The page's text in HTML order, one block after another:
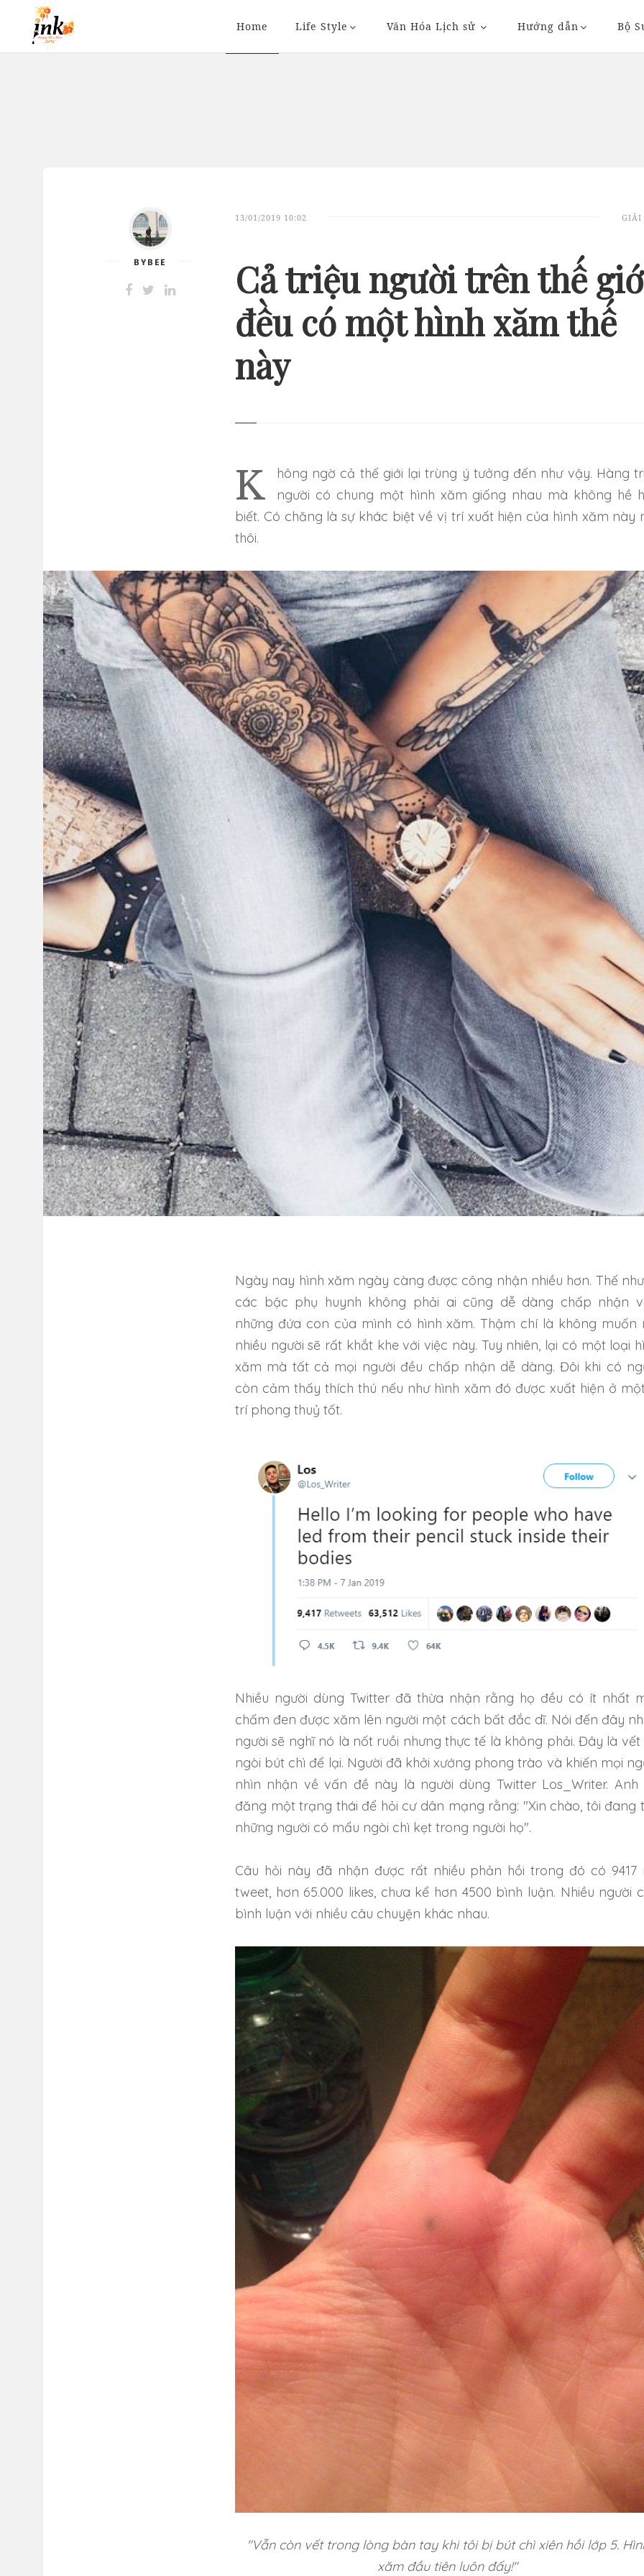
Home Life Style Văn Hóa Lịch sử Hướng dẫn Bộ
BYBEE
13/01/2019 10:02 GIẢI
Cả triệu người trên thế
đều có một hình xăm thế
này
Không ngờ cả thế giới lại trùng ý tưởng đến như vậy. Hàng triệu
người có chung một hình xăm giống nhau mà không hề
biết. Có chăng là sự khác biệt về vị trí xuất hiện của hình xăm này
thôi.
Ngày nay hình xăm ngày càng được công nhận nhiều hơn. Thế
các bậc phụ huynh không phải ai cũng dễ dàng chấp nhận
những đứa con của mình có hình xăm. Thậm chí là không muốn
nhiều người sẽ rất khắt khe với việc này. Tuy nhiên, lại có một loại
xăm mà tất cả mọi người đều chấp nhận dễ dàng. Đôi khi có
còn cảm thấy thích thú nếu như hình xăm đó được xuất hiện ở
trí phong thuỷ tốt.
Nhiều người dùng Twitter đã thừa nhận rằng họ đều có ít nhất
chấm đen được xăm lên người một cách bất đắc dĩ. Nói đến đây
người sẽ nghĩ nó là nốt ruồi nhưng thực tế là không phải. Đây là vết
ngòi bút chì để lại. Người đã khởi xướng phong trào và khiến mọi
nhìn nhận về vấn đề này là người dùng Twitter Los_Writer. Anh
đăng một trạng thái để hỏi cư dân mạng rằng: "Xin chào, tôi đang
những người có mẩu ngòi chì kẹt trong người họ".
Câu hỏi này đã nhận được rất nhiều phản hồi trong đó có 9417
tweet, hơn 65.000 likes, chưa kể hơn 4500 bình luận. Nhiều người
bình luận với nhiều câu chuyện khác nhau.
"Vẫn còn vết trong lòng bàn tay khi tôi bị bút chì xiên hồi lớp 5.
xăm đầu tiên luôn đấy!"